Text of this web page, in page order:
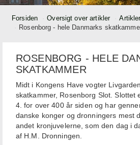
Forsiden Oversigt over artikler
Rosenborg - hele Danmarks
ROSENBORG - HELE
SKATKAMMER
Midt i Kongens Have vogter
skatkammer, Rosenborg Slot. Slottet
4. for over 400 år siden og har
danske konger og dronningers mest
andet kronjuvelerne, som den dag i
af H.M. Dronningen.